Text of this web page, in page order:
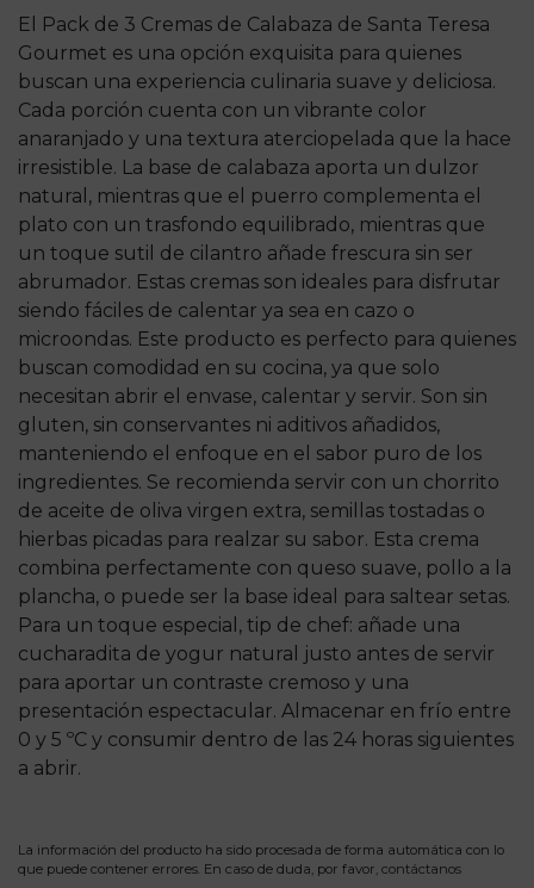
El Pack de 3 Cremas de Calabaza de Santa Teresa
Gourmet es una opción exquisita para quienes
buscan una experiencia culinaria suave y deliciosa.
Cada porción cuenta con un vibrante color
anaranjado y una textura aterciopelada que la hace
irresistible. La base de calabaza aporta un dulzor
natural, mientras que el puerro complementa el
plato con un trasfondo equilibrado, mientras que
un toque sutil de cilantro añade frescura sin ser
abrumador. Estas cremas son ideales para disfrutar
siendo fáciles de calentar ya sea en cazo o
microondas. Este producto es perfecto para quienes
buscan comodidad en su cocina, ya que solo
necesitan abrir el envase, calentar y servir. Son sin
gluten, sin conservantes ni aditivos añadidos,
manteniendo el enfoque en el sabor puro de los
ingredientes. Se recomienda servir con un chorrito
de aceite de oliva virgen extra, semillas tostadas o
hierbas picadas para realzar su sabor. Esta crema
combina perfectamente con queso suave, pollo a la
plancha, o puede ser la base ideal para saltear setas.
Para un toque especial, tip de chef: añade una
cucharadita de yogur natural justo antes de servir
para aportar un contraste cremoso y una
presentación espectacular. Almacenar en frío entre
0 y 5 ºC y consumir dentro de las 24 horas siguientes
a abrir.
La información del producto ha sido procesada de forma automática con lo
que puede contener errores. En caso de duda, por favor, contáctanos